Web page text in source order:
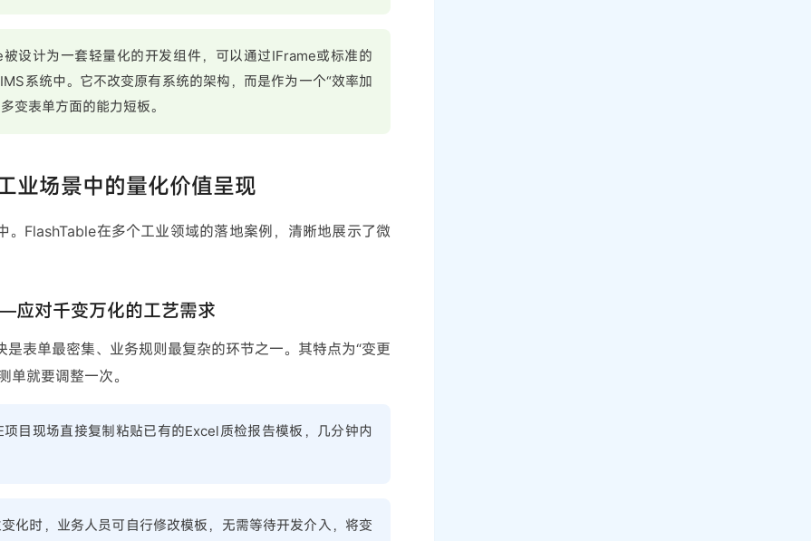
被设计为一套轻量化的开发组件，可以通过IFrame或标准的
系统中。它不改变原有系统的架构，而是作为一个“效率加
变表单方面的能力短板。
业场景中的量化价值呈现
。FlashTable在多个工业领域的落地案例，清晰地展示了微
应对千变万化的工艺需求
表单最密集、业务规则最复杂的环节之一。其特点为“变更
单就要调整一次。
项目现场直接复制粘贴已有的Excel质检报告模板，几分钟内
化时，业务人员可自行修改模板，无需等待开发介入，将变